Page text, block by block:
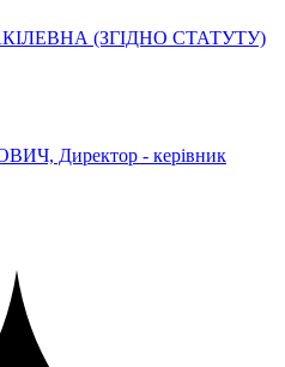
(ЗГІДНО СТАТУТУ)
Директор - керівник